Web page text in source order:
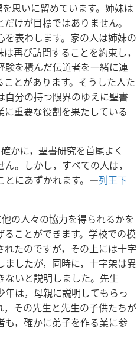
思いに留めています。姉妹は
けが目標ではありません。
表わします。家の人は姉妹の
再び訪問することを約束し，
験を積んだ伝道者を一緒に連
とがあります。そうした人た
分の持つ限界のゆえに聖書
重要な役割を果たしている
かに，聖書研究を首尾よく
。しかし，すべての人は，
とにあずかれます。―列王下
の人々の協力を得られるかを
ことができます。学校での模
たのですが，その上には十字
したが，同時に，十字架は異
いと説明しました。先生
は，母親に説明してもらっ
その先生と先生の子供たちが
，確かに弟子を作る業に参